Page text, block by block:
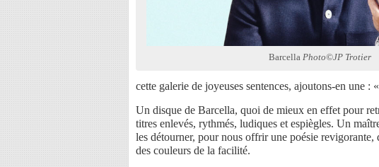
Barcella Photo©JP Trotier
cette galerie de joyeuses sentences, ajoutons-en une
Un disque de Barcella, quoi de mieux en effet pour
titres enlevés, rythmés, ludiques et espiègles. Un
les détourner, pour nous offrir une poésie revigorante,
des couleurs de la facilité.